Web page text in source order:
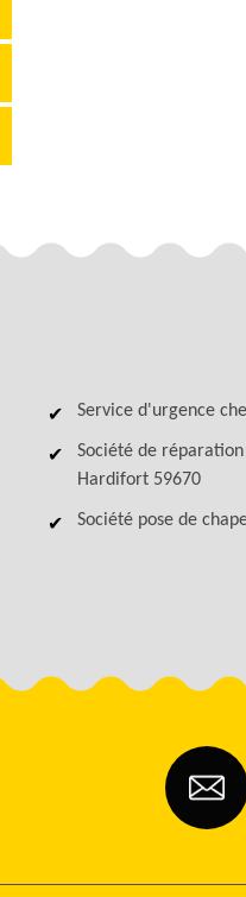
Service d'urgence
Société de
Hardifort 59670
Société pose de